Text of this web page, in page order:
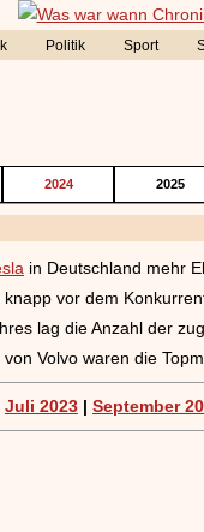
Politik Sport
2024 2025
in Deutschland mehr
vor dem
lag die Anzahl der
Volvo waren die
Juli 2023 | September